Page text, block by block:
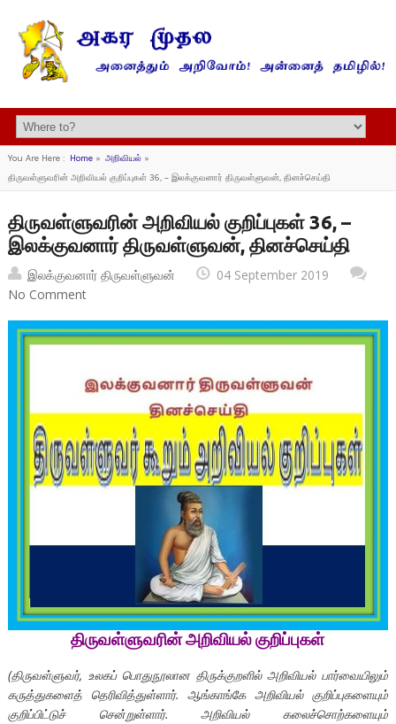
You Are Here : Home» அறிவியல்»
திருவள்ளுவரின் அறிவியல் குறிப்புகள் 36, – இலக்குவனார் திருவள்ளுவன், தினச்செய்தி
திருவள்ளுவரின் அறிவியல் குறிப்புகள் 36, –
இலக்குவனார் திருவள்ளுவன், தினச்செய்தி
இலக்குவனார் திருவள்ளுவன்
04 September 2019
No Comment
திருவள்ளுவரின்அறிவியல்குறிப்புகள்
(திருவள்ளுவர், உலகப் பொதுநூலான திருக்குறளில்அறிவியல்பார்வையிலும்
கருத்துகளைத் தெரிவித்துள்ளார்.ஆங்காங்கேஅறிவியல்குறிப்புகளையும்
குறிப்பிட்டுச் சென்றுள்ளார்.அறிவியல்கலைச்சொற்களையும்